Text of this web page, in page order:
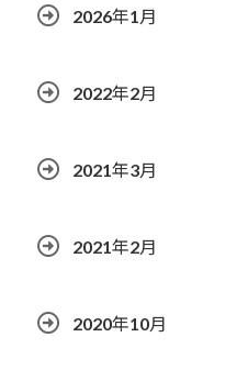
2026年1月
2022年2月
2021年3月
2021年2月
2020年10月